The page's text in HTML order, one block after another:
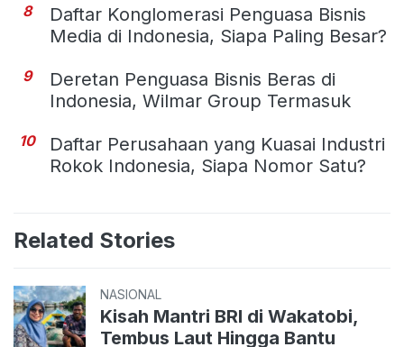
8
Daftar Konglomerasi Penguasa Bisnis
Media di Indonesia, Siapa Paling Besar?
9
Deretan Penguasa Bisnis Beras di
Indonesia, Wilmar Group Termasuk
10
Daftar Perusahaan yang Kuasai Industri
Rokok Indonesia, Siapa Nomor Satu?
Related Stories
NASIONAL
Kisah Mantri BRI di Wakatobi,
Tembus Laut Hingga Bantu